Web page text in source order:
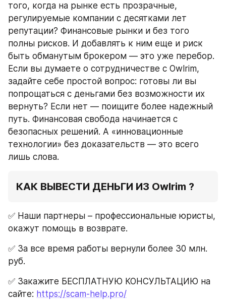
того, когда на рынке есть прозрачные,
регулируемые компании с десятками лет
репутации? Финансовые рынки и без того
полны рисков. И добавлять к ним еще и риск
быть обманутым брокером — это уже перебор.
Если вы думаете о сотрудничестве с Owlrim,
задайте себе простой вопрос: готовы ли вы
попрощаться с деньгами без возможности их
вернуть? Если нет — поищите более надежный
путь. Финансовая свобода начинается с
безопасных решений. А «инновационные
технологии» без доказательств — это всего
лишь слова.
КАК ВЫВЕСТИ ДЕНЬГИ ИЗ Owlrim ?
✅️ Наши партнеры – профессиональные юристы,
окажут помощь в возврате.
✅️ За все время работы вернули более 30 млн.
руб.
✅️ Закажите БЕСПЛАТНУЮ КОНСУЛЬТАЦИЮ на
сайте: https://scam-help.pro/